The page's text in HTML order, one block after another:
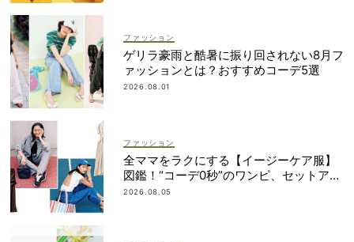
ファッション
ゲリラ豪雨と酷暑に振り回されない8月フ
ァッションとは？おすすめコーデ5選
2026.08.01
ファッション
全ママをラクにする【イージーケア服】
図鑑！“コーデ0秒”のワンピ、セットアッ
プetc.
2026.08.05